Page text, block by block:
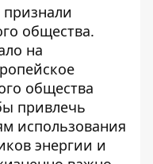
признали
общества.
на
общества
привлечь
использования
энергии и